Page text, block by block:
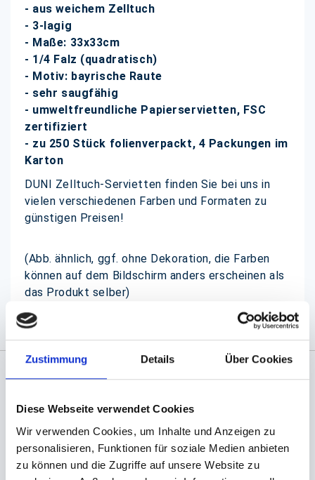
Zustimmung Details Über Cookies
Diese Webseite verwendet Cookies
Wir verwenden Cookies, um Inhalte und Anzeigen zu
personalisieren, Funktionen für soziale Medien anbieten
zu können und die Zugriffe auf unsere Website zu
- aus weichem Zelltuch
- 3-lagig
- Maße: 33x33cm
- 1/4 Falz (quadratisch)
- Motiv: bayrische Raute
- sehr saugfähig
- umweltfreundliche Papierservietten, FSC
zertifiziert
- zu 250 Stück folienverpackt, 4 Packungen im
Karton
DUNI Zelltuch-Servietten finden Sie bei uns in
vielen verschiedenen Farben und Formaten zu
günstigen Preisen!
(Abb. ähnlich, ggf. ohne Dekoration, die Farben
können auf dem Bildschirm anders erscheinen als
das Produkt selber)
Produktsicherheitsverordnung:packpack.de GmbH, Am
Unsere Empfehlungen